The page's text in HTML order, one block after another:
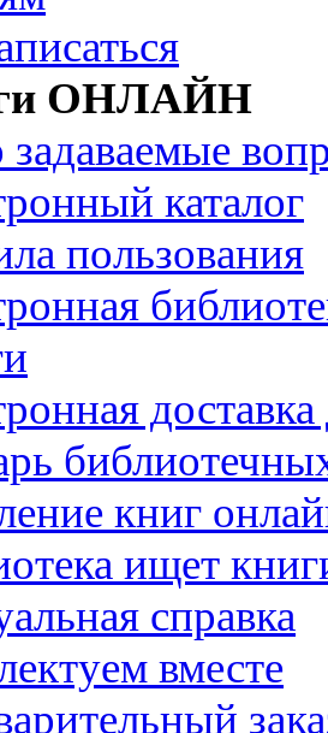
ОНЛАЙН
задаваемые
каталог
пользования
книг
ищет
справка
вместе